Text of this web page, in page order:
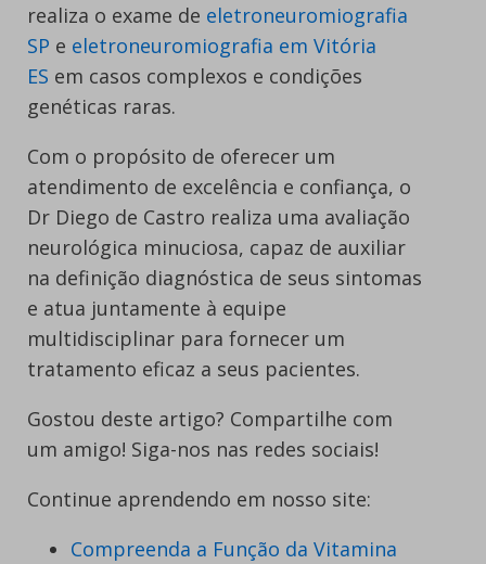
realiza o exame de eletroneuromiografia
SP e eletroneuromiografia em Vitória
ES em casos complexos e condições
genéticas raras.
Com o propósito de oferecer um
atendimento de excelência e confiança, o
Dr Diego de Castro realiza uma avaliação
neurológica minuciosa, capaz de auxiliar
na definição diagnóstica de seus sintomas
e atua juntamente à equipe
multidisciplinar para fornecer um
tratamento eficaz a seus pacientes.
Gostou deste artigo? Compartilhe com
um amigo! Siga-nos nas redes sociais!
Continue aprendendo em nosso site:
Compreenda a Função da Vitamina